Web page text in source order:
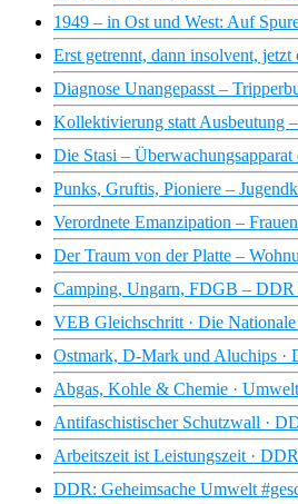
1949 – in Ost und West: Auf
Erst getrennt, dann insolvent,
Diagnose Unangepasst –
Kollektivierung statt Ausbeutung
Die Stasi –
Punks, Gruftis, Pioniere –
Verordnete Emanzipation –
Der Traum von der Platte –
Camping, Ungarn, FDGB –
VEB Gleichschritt · Die
Ostmark, D-Mark und Aluchips
Abgas, Kohle & Chemie ·
Antifaschistischer Schutzwall ·
Arbeitszeit ist Leistungszeit ·
DDR: Geheimsache Umwelt